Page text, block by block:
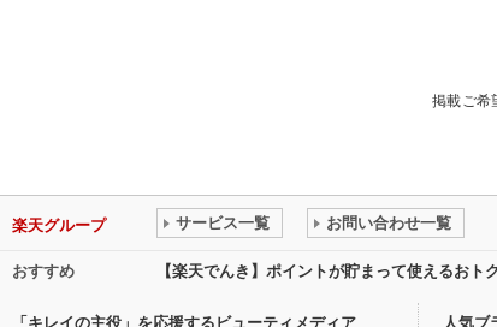
掲載ご希
楽天グループ サービス一覧 お問い合わせ一覧
おすすめ 【楽天でんき】ポイントが貯まって使えるおト
「キレイの主役」を応援するビューティメディア 人気ブ